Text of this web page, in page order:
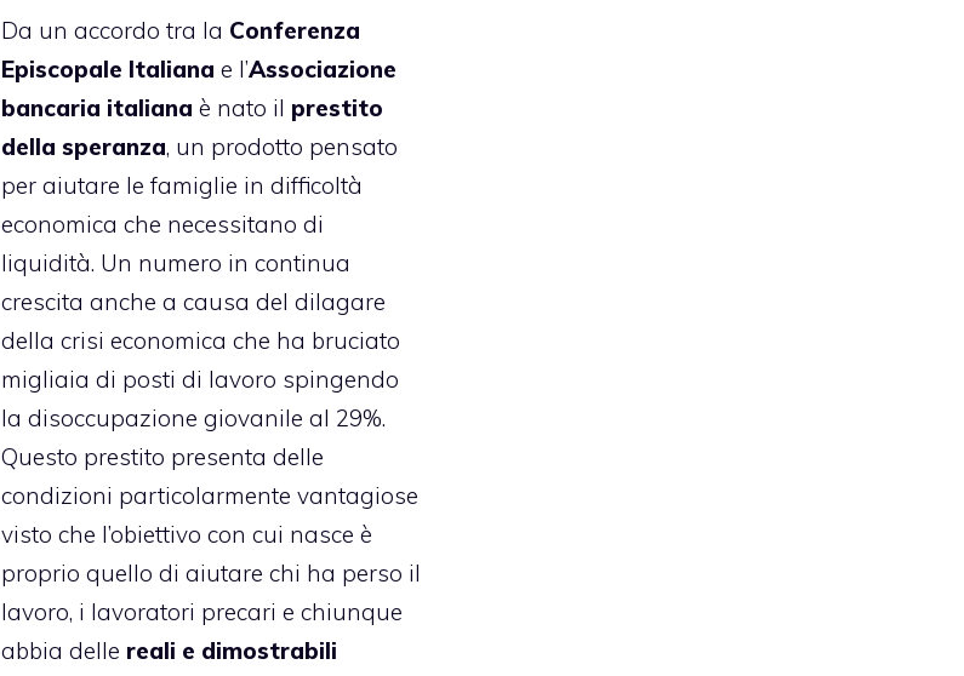
Da un accordo tra la Conferenza
Episcopale Italiana e l’Associazione
bancaria italiana è nato il prestito
della speranza, un prodotto pensato
per aiutare le famiglie in difficoltà
economica che necessitano di
liquidità. Un numero in continua
crescita anche a causa del dilagare
della crisi economica che ha bruciato
migliaia di posti di lavoro spingendo
la disoccupazione giovanile al 29%.
Questo prestito presenta delle
condizioni particolarmente vantagiose
visto che l’obiettivo con cui nasce è
proprio quello di aiutare chi ha perso il
lavoro, i lavoratori precari e chiunque
abbia delle reali e dimostrabili